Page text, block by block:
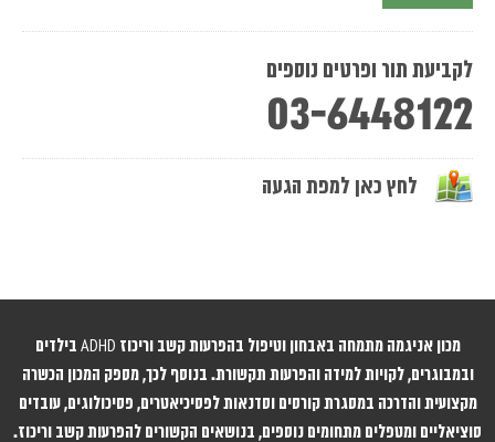
לקביעת תור ופרטים נוספים
03-6448122
לחץ כאן למפת הגעה
מכון אניגמה מתמחה באבחון וטיפול בהפרעות קשב וריכוז ADHD בילדים
ובמבוגרים, לקויות למידה והפרעות תקשורת. בנוסף לכך, מספק המכון הכשרה
מקצועית והדרכה במסגרת קורסים וסדנאות לפסיכיאטרים, פסיכולוגים, עובדים
סוציאליים ומטפלים מתחומים נוספים, בנושאים הקשורים להפרעות קשב וריכוז.